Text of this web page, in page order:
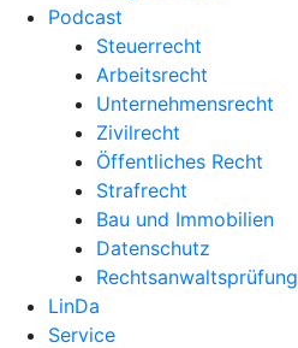
Podcast
Steuerrecht
Arbeitsrecht
Unternehmens­recht
Zivilrecht
Öffentliches Recht
Strafrecht
Bau und Immobilien
Datenschutz
Rechtsanwalts­prüfung
LinDa
Service